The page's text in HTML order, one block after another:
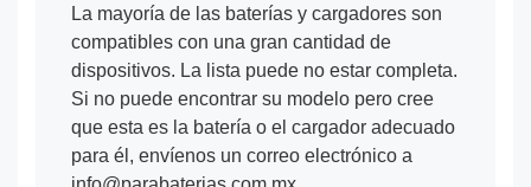
La mayoría de las baterías y cargadores son
compatibles con una gran cantidad de
dispositivos. La lista puede no estar completa.
Si no puede encontrar su modelo pero cree
que esta es la batería o el cargador adecuado
para él, envíenos un correo electrónico a